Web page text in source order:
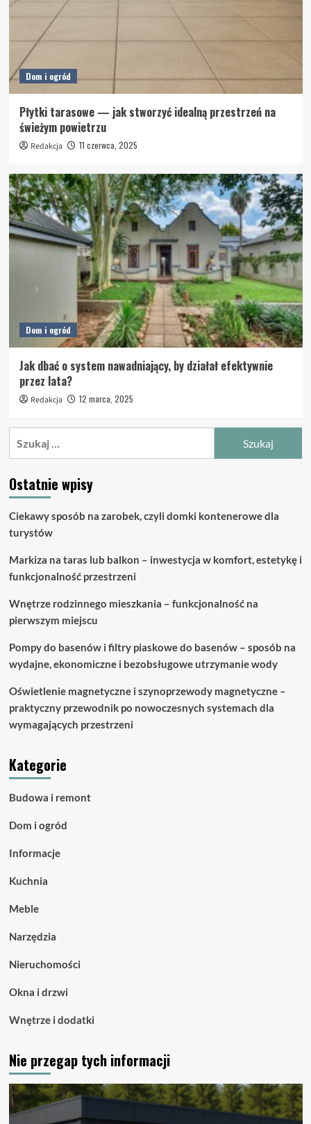
Dom i ogród
Płytki tarasowe — jak stworzyć idealną przestrzeń na
świeżym powietrzu
Redakcja 11 czerwca, 2025
Dom i ogród
Jak dbać o system nawadniający, by działał efektywnie
przez lata?
Redakcja 12 marca, 2025
Ostatnie wpisy
Ciekawy sposób na zarobek, czyli domki kontenerowe dla
turystów
Markiza na taras lub balkon – inwestycja w komfort, estetykę i
funkcjonalność przestrzeni
Wnętrze rodzinnego mieszkania – funkcjonalność na
pierwszym miejscu
Pompy do basenów i filtry piaskowe do basenów – sposób na
wydajne, ekonomiczne i bezobsługowe utrzymanie wody
Oświetlenie magnetyczne i szynoprzewody magnetyczne –
praktyczny przewodnik po nowoczesnych systemach dla
wymagających przestrzeni
Kategorie
Budowa i remont
Dom i ogród
Informacje
Kuchnia
Meble
Narzędzia
Nieruchomości
Okna i drzwi
Wnętrze i dodatki
Nie przegap tych informacji